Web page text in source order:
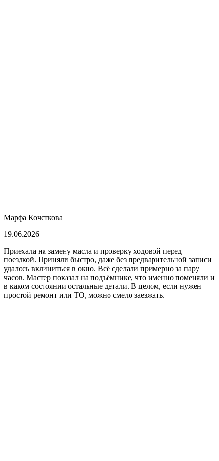
Марфа Кочеткова
19.06.2026
Приехала на замену масла и проверку ходовой перед
поездкой. Приняли быстро, даже без предварительной записи
удалось вклиниться в окно. Всё сделали примерно за пару
часов. Мастер показал на подъёмнике, что именно поменяли и
в каком состоянии остальные детали. В целом, если нужен
простой ремонт или ТО, можно смело заезжать.